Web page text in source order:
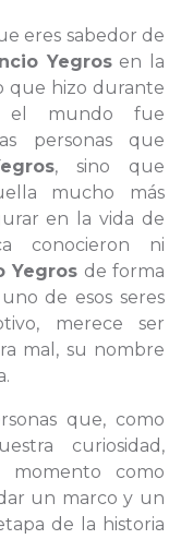
eres sabedor de
Yegrosen la
que hizo durante
mundo fue
personas que
, sino que
mucho más
en la vida de
conocieron ni
Yegros de forma
de esos seres
merece ser
mal, su nombre
que, como
curiosidad,
como
un marco y un
de la historia